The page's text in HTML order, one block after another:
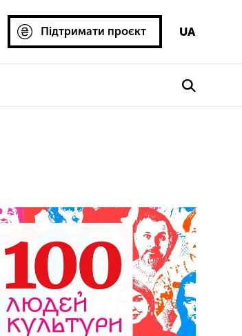
UA
Підтримати проєкт